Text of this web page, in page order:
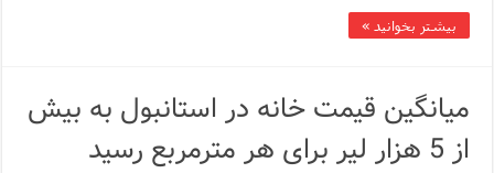
بیشتر بخوانید »
میانگین قیمت خانه در استانبول به بیش
از 5 هزار لیر برای هر مترمربع رسید